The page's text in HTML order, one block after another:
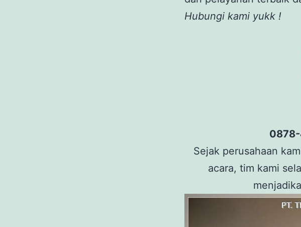
Hubungi kami yukk !
0878-
Sejak perusahaan
acara, tim kami